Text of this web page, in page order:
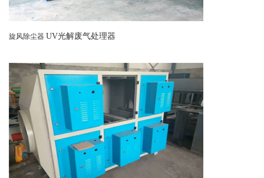
旋风除尘器 UV光解废气处理器